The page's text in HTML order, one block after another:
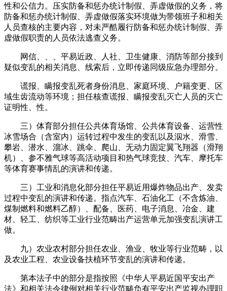
性和公信力。压实防备和惩办统计制假、弄虚做假的义务，将
防备和惩办统计制假、弄虚做假落实环境做为带领班子和相关
人员查核的主要内容，对未严酷履行防备和惩办统计制假、弄
虚做假职责的人员依法逃查义务。
网信、、、平易近政、人社、卫生健康、消防等部分接到
疑似变乱的相关消息、线索后，立即传递同级应急办理部分。
谎报、瞒报变乱死者身份消息、家庭环境、户籍变更、区
域生齿流动等环境；担任核查谎报、瞒报变乱灭亡人员的灭亡
证明性、性。
三）体育部分担任公共体育场馆、公共体育设备、运营性
冰雪场合（含室内）运转过程中发生的变乱以及泅水、滑雪、
攀岩、潜水、溜冰、跳伞、爬山、无动力固定翼飞翔器（滑翔
机）、参不雅气球等高活动项目和热气球竞技、汽车、摩托车
等体育赛事情乱的演讲和传递。
三）工业和消息化部分担任平易近用爆炸物品出产、发卖
过程中变乱的演讲和传递。指点汽车、石油化工（不含炼油、
煤制燃料和燃料乙醇）、配备、医药、电子消息、冶金、建
材、轻工、纺织等工业行业范畴出产运营单元加强变乱演讲工
做。
九）农业农村部分担任农业、渔业、牧业等行业范畴，以
及农业工程、农业设备扶植环节变乱的演讲和传递。
第本法子中的部分是指按照《中华人平易近国平安出产
法》和相关法令律例对相关行业范畴负有平安出产监视办理职